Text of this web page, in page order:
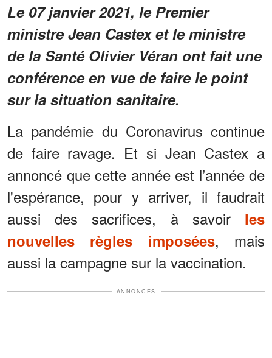
Le 07 janvier 2021, le Premier
ministre Jean Castex et le ministre
de la Santé Olivier Véran ont fait une
conférence en vue de faire le point
sur la situation sanitaire.
La pandémie du Coronavirus continue
de faire ravage. Et si Jean Castex a
annoncé que cette année est l’année de
l'espérance, pour y arriver, il faudrait
aussi des sacrifices, à savoir les
nouvelles règles imposées, mais
aussi la campagne sur la vaccination.
ANNONCES